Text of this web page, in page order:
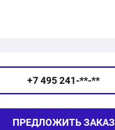
+7 495 241-**-**
ПРЕДЛОЖИТЬ ЗАКАЗ